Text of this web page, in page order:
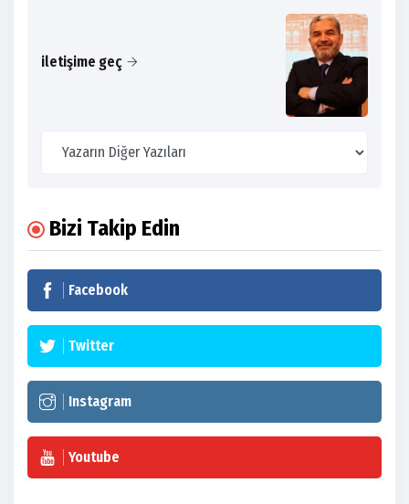
iletişime geç
Bizi Takip Edin
Facebook
Twitter
Instagram
Youtube